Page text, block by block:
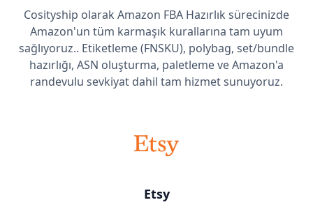
Cosityship olarak Amazon FBA Hazırlık sürecinizde
Amazon'un tüm karmaşık kurallarına tam uyum
sağlıyoruz.. Etiketleme (FNSKU), polybag, set/bundle
hazırlığı, ASN oluşturma, paletleme ve Amazon'a
randevulu sevkiyat dahil tam hizmet sunuyoruz.
Etsy